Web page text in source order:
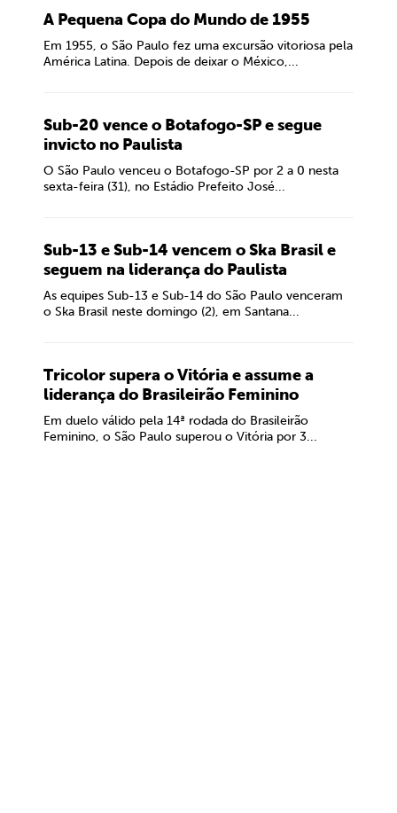
A Pequena Copa do Mundo de 1955
Em 1955, o São Paulo fez uma excursão vitoriosa pela
América Latina. Depois de deixar o México,...
Sub-20 vence o Botafogo-SP e segue
invicto no Paulista
O São Paulo venceu o Botafogo-SP por 2 a 0 nesta
sexta-feira (31), no Estádio Prefeito José...
Sub-13 e Sub-14 vencem o Ska Brasil e
seguem na liderança do Paulista
As equipes Sub-13 e Sub-14 do São Paulo venceram
o Ska Brasil neste domingo (2), em Santana...
Tricolor supera o Vitória e assume a
liderança do Brasileirão Feminino
Em duelo válido pela 14ª rodada do Brasileirão
Feminino, o São Paulo superou o Vitória por 3...